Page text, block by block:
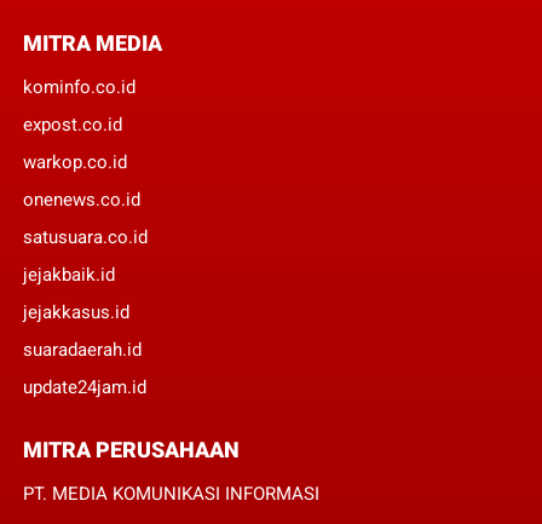
MITRA MEDIA
kominfo.co.id
expost.co.id
warkop.co.id
onenews.co.id
satusuara.co.id
jejakbaik.id
jejakkasus.id
suaradaerah.id
update24jam.id
MITRA PERUSAHAAN
PT. MEDIA KOMUNIKASI INFORMASI